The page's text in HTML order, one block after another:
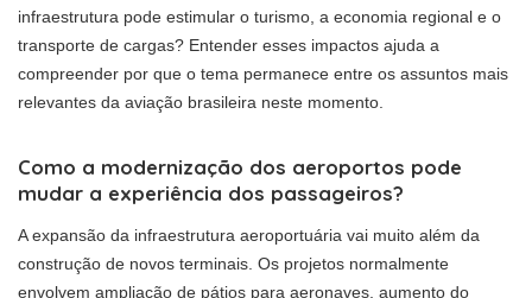
infraestrutura pode estimular o turismo, a economia regional e o
transporte de cargas? Entender esses impactos ajuda a
compreender por que o tema permanece entre os assuntos mais
relevantes da aviação brasileira neste momento.
Como a modernização dos aeroportos pode
mudar a experiência dos passageiros?
A expansão da infraestrutura aeroportuária vai muito além da
construção de novos terminais. Os projetos normalmente
envolvem ampliação de pátios para aeronaves, aumento do